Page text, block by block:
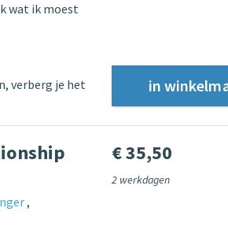
wat ik moest
verberg je het
€ 35,50
2 werkdagen